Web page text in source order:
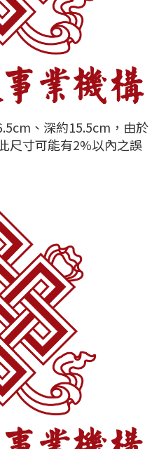
、深約15.5cm，由於
尺寸可能有2%以內之誤